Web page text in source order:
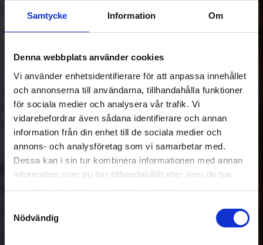
Samtycke Information Om
Denna webbplats använder cookies
Vi använder enhetsidentifierare för att anpassa innehållet
och annonserna till användarna, tillhandahålla funktioner
för sociala medier och analysera vår trafik. Vi
vidarebefordrar även sådana identifierare och annan
information från din enhet till de sociala medier och
annons- och analysföretag som vi samarbetar med.
Dessa kan i sin tur kombinera informationen med annan
information som du har tillhandahållit eller som de har
samlat in när du har använt deras tjänster.
Nödvändig